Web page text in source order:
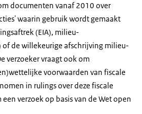
documenten vanaf 2010 over
waarin gebruik wordt gemaakt
(EIA), milieu-
of de willekeurige afschrijving milieu-
verzoeker vraagt ook om
voorwaarden van fiscale
in rulings over deze fiscale
verzoek op basis van de Wet open